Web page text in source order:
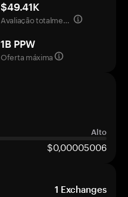
$49.41K
Avaliação totalmente diluída
1B PPW
Oferta máxima
Alto
$0,00005006
1 Exchanges